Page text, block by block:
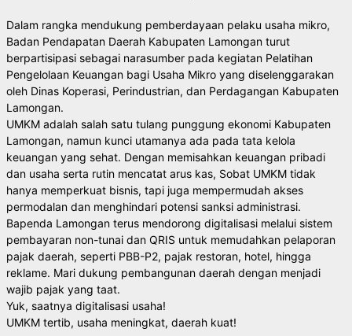
Dalam rangka mendukung pemberdayaan pelaku usaha mikro,
Badan Pendapatan Daerah Kabupaten Lamongan turut
berpartisipasi sebagai narasumber pada kegiatan Pelatihan
Pengelolaan Keuangan bagi Usaha Mikro yang diselenggarakan
oleh Dinas Koperasi, Perindustrian, dan Perdagangan Kabupaten
Lamongan.
​UMKM adalah salah satu tulang punggung ekonomi Kabupaten
Lamongan, namun kunci utamanya ada pada tata kelola
keuangan yang sehat. Dengan memisahkan keuangan pribadi
dan usaha serta rutin mencatat arus kas, Sobat UMKM tidak
hanya memperkuat bisnis, tapi juga mempermudah akses
permodalan dan menghindari potensi sanksi administrasi.
​Bapenda Lamongan terus mendorong digitalisasi melalui sistem
pembayaran non-tunai dan QRIS untuk memudahkan pelaporan
pajak daerah, seperti PBB-P2, pajak restoran, hotel, hingga
reklame. Mari dukung pembangunan daerah dengan menjadi
wajib pajak yang taat.
​Yuk, saatnya digitalisasi usaha!
UMKM tertib, usaha meningkat, daerah kuat!